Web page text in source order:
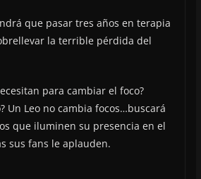
que pasar tres años en terapia
la terrible pérdida del
para cambiar el foco?
Un Leo no cambia focos…buscará
que iluminen su presencia en el
sus fans le aplauden.